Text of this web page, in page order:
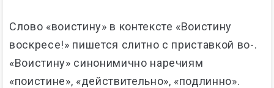
Слово «воистину» в контексте «Воистину
воскресе!» пишется слитно с приставкой во-.
«Воистину» синонимично наречиям
«поистине», «действительно», «подлинно».